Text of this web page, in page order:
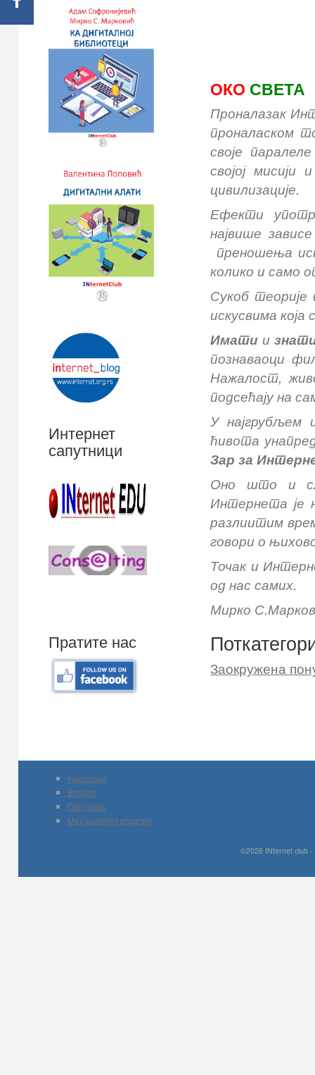
Интернет
сапутници
Пратите нас
ОКО СВЕТА
Проналазак
проналаском
своје
својој
цивилизације.
Ефекти
највише
преношења
колико и само
Сукоб
искусвима
Имати и
познаваоци
Нажалост,
подсећају на
Унајгрубљем
ћивота
Зар за
Оно што и
Интернета је
разлиитим
говори о
Точак и
од нас самих.
Мирко
Заокружена
Насловна
English
Претрага
Mali poslovni program
©2026 INternet club